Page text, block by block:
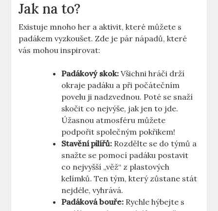
Jak na to?
Existuje mnoho her a aktivit, které můžete s
padákem vyzkoušet. Zde je pár nápadů, které
vás mohou inspirovat:
Padákový skok: Všichni hráči drží
okraje padáku a při počátečním
povelu ji nadzvednou. Poté se snaží
skočit co nejvýše, jak jen to jde.
Úžasnou atmosféru můžete
podpořit společným pokřikem!
Stavění pilířů: Rozdělte se do týmů a
snažte se pomocí padáku postavit
co nejvyšší „věž“ z plastových
kelímků. Ten tým, který zůstane stát
nejdéle, vyhrává.
Padáková bouře: Rychle hýbejte s